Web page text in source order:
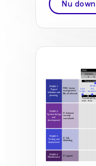
Nu